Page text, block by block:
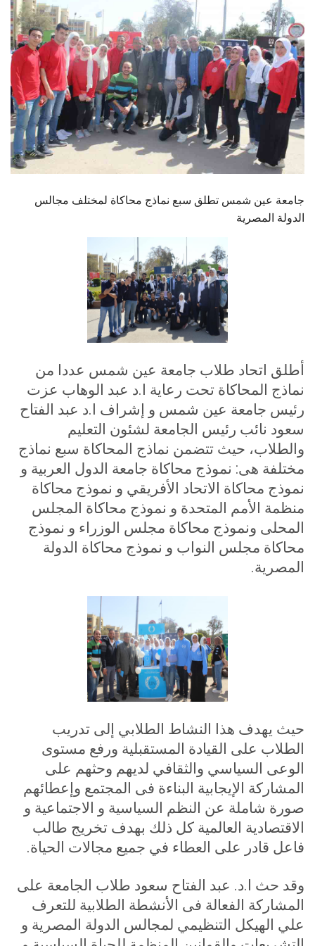
الطلاب
هيئة التدريس
الدراسات العليا
الخريجين
الموظفون
الزائـرون
سجل الان
جامعة عين شمس تطلق سبع نماذج محاكاة لمختلف مجالس
الدولة المصرية
أطلق اتحاد طلاب جامعة عين شمس عددا من
نماذج المحاكاة تحت رعاية ا.د عبد الوهاب عزت
رئيس جامعة عين شمس و إشراف ا.د عبد الفتاح
سعود نائب رئيس الجامعة لشئون التعليم
والطلاب، حيث تتضمن نماذج المحاكاة سبع نماذج
مختلفة هى: نموذج محاكاة جامعة الدول العربية و
نموذج محاكاة الاتحاد الأفريقي و نموذج محاكاة
منظمة الأمم المتحدة و نموذج محاكاة المجلس
المحلى ونموذج محاكاة مجلس الوزراء و نموذج
محاكاة مجلس النواب و نموذج محاكاة الدولة
المصرية.
حيث يهدف هذا النشاط الطلابي إلى تدريب
الطلاب على القيادة المستقبلية ورفع مستوى
الوعى السياسي والثقافي لديهم وحثهم على
المشاركة الإيجابية البناءة فى المجتمع وإعطائهم
صورة شاملة عن النظم السياسية و الاجتماعية و
الاقتصادية العالمية كل ذلك بهدف تخريج طالب
فاعل قادر على العطاء في جميع مجالات الحياة.
وقد حث ا.د. عبد الفتاح سعود طلاب الجامعة على
المشاركة الفعالة فى الأنشطة الطلابية للتعرف
علي الهيكل التنظيمي لمجالس الدولة المصرية و